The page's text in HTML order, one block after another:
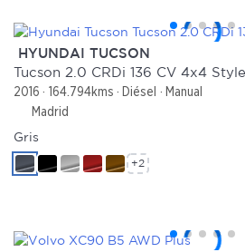
HYUNDAI TUCSON
Tucson 2.0 CRDi 136 CV 4x4 Style
2016 164.794kms Diésel
Manual
Madrid
Gris
+2